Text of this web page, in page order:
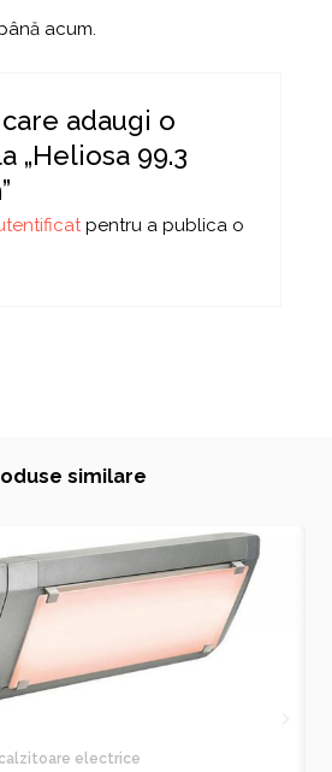
acum.
adaugi o
„Heliosa 99.3
pentru a publica o
similare
electrice